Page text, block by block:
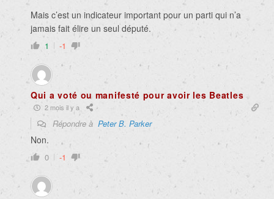
Mais c’est un indicateur important pour un parti qui n’a
jamais fait élire un seul député.
1 -1
Qui a voté ou manifesté pour avoir les Beatles
2 mois il y a
Répondre à Peter B. Parker
Non.
0 -1